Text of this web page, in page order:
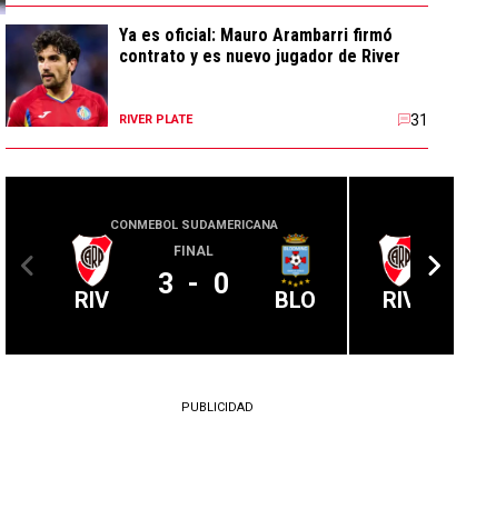
Ya es oficial: Mauro Arambarri firmó
contrato y es nuevo jugador de River
RIVER PLATE 31
CONMEBOL SUDAMERICANA
RIV
FINAL
3 - 0 BLO RIV
PUBLICIDAD